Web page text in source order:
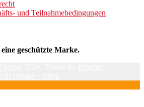
und Teilnahmebedingungen
eine geschützte Marke.